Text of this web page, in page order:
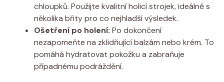
chloupků. Použijte kvalitní holicí strojek, ideálně s
několika břity pro co nejhladší výsledek.
Ošetření po holení: Po dokončení
nezapomeňte na zklidňující balzám nebo krém. To
pomáhá hydratovat pokožku a zabraňuje
případnému podráždění.